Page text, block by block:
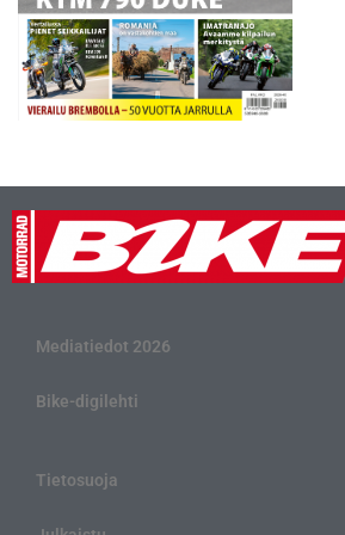
Mediatiedot 2026
Bike-digilehti
Tietosuoja